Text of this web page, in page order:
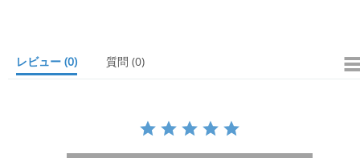
r
レビュー (0) 質問 (0)